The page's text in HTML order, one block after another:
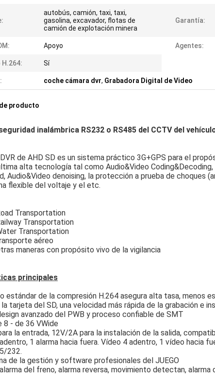
autobús, camión, taxi, taxi,
gasolina, excavador, flotas de
camión de explotación minera
Garantía:
Apoyo Agentes:
Sí
coche cámara dvr, Grabadora Digital de Video
producto
inalámbrica RS232 o RS485 del CCTV del
de AHD SD es un sistema práctico 3G+GPS para el
alta tecnología tal como Audio&Video
Audio&Video denoising, la protección a prueba de choques
flexible del voltaje y el etc.
Transportation
Transportation
aéreo
con propósito vivo de la vigilancia
principales
estándar de la compresión H.264 asegura alta tasa, menos
tarjeta del SD, una velocidad más rápida de la grabación e
avanzado del PWB y proceso confiable de SMT
8 - de 36 VWide
la entrada, 12V/2A para la instalación de la salida,
1 alarma hacia fuera. Vídeo 4 adentro, 1 vídeo hacia
232.
de la gestión y software profesionales del JUEGO
del freno, alarma reversa, movimiento detectan,